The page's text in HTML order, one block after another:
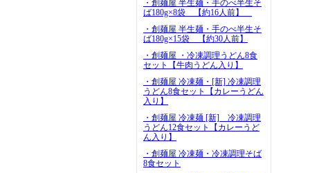
・創麺屋 半生麺・手のべ半生そ
ば180g×8袋 【約16人前】
・創麺屋 半生麺・手のべ半生そ
ば180g×15袋 【約30人前】
・創麺屋 ・冷凍調理うどん8食
セット【牛肉うどん入り】
・創麺屋 冷凍麺・[新] 冷凍調理
うどん8食セット【カレーうどん
入り】
・創麺屋 冷凍麺 [新] 冷凍調理
うどん12食セット【カレーうど
ん入り】
・創麺屋 冷凍麺・冷凍調理そば
8食セット